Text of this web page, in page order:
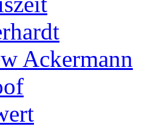
Ackermann